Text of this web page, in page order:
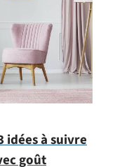
idées à suivre
goût